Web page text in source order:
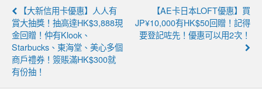
【大新信用卡優惠】人人有
賞大抽獎！抽高達HK$3,888現
金回贈！仲有Klook、
Starbucks、東海堂、美心多個
商戶禮券！簽賬滿HK$300就
有份抽！
【AE卡日本LOFT優惠】買
JP¥10,000有HK$50回贈！記得
要登記咗先！優惠可以用2次！